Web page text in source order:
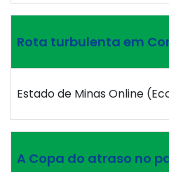
Rota turbulenta em
Estado de Minas Online
A Copa do atraso no